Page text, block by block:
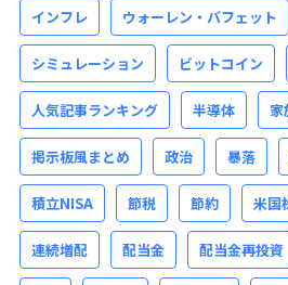
インフレ ウォーレン・バフェット
シミュレーション ビットコイン
人気記事ランキング 半導体 家
掲示板風まとめ 政治 暴落
積立NISA 節税 節約 米国
連続増配 配当金 配当金再投資